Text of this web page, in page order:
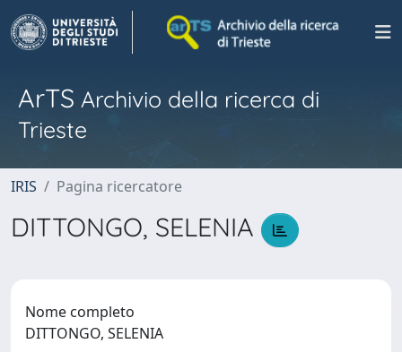
ArTS Archivio della ricerca di
Trieste
IRIS Pagina ricercatore
DITTONGO, SELENIA
Nome completo
DITTONGO, SELENIA